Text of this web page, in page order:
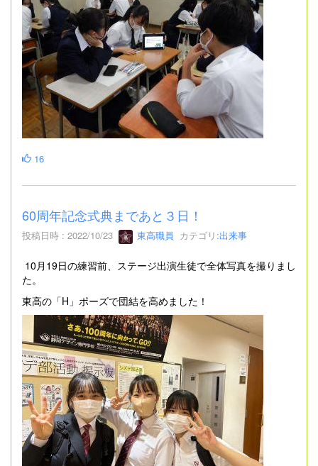
16
60周年記念式典まであと３日！
投稿日時 : 2022/10/23 東高職員 カテゴリ:出来事
10月19日の練習前、ステージ出演生徒で全体写真を撮りまし
た。
東高の「H」ポーズで団結を高めました！